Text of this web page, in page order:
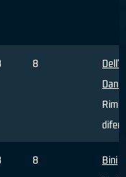
8
8
Bini